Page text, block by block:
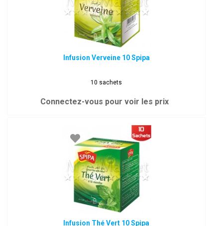
Infusion Verveine 10 Spipa
10 sachets
Connectez-vous pour voir les prix
Infusion Thé Vert 10 Spipa